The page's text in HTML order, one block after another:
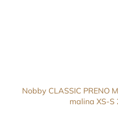
Nobby CLASSIC PRENO
malina XS-S